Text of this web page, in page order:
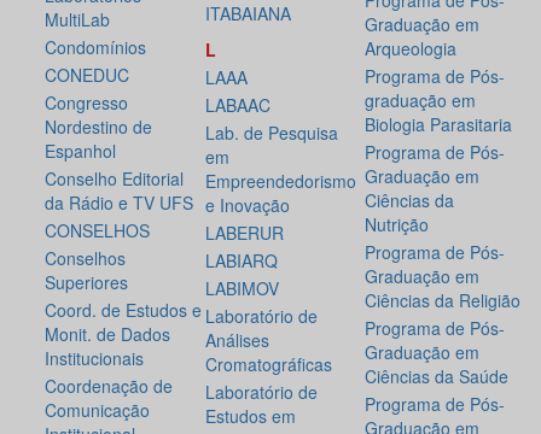
MultiLab
Condomínios
CONEDUC
Congresso
Nordestino de
Espanhol
Conselho Editorial
da Rádio e TV UFS
CONSELHOS
Conselhos
Superiores
Coord. de Estudos e
Monit. de Dados
Institucionais
Coordenação de
Comunicação
ITABAIANA
L
LAAA
LABAAC
Lab. de Pesquisa
em
Empreendedorismo
e Inovação
LABERUR
LABIARQ
LABIMOV
Laboratório de
Análises
Cromatográficas
Laboratório de
Estudos em
Graduação em
Arqueologia
Programa de Pós-
graduação em
Biologia Parasitaria
Programa de Pós-
Graduação em
Ciências da
Nutrição
Programa de Pós-
Graduação em
Ciências da Religião
Programa de Pós-
Graduação em
Ciências da Saúde
Programa de Pós-
Graduação em